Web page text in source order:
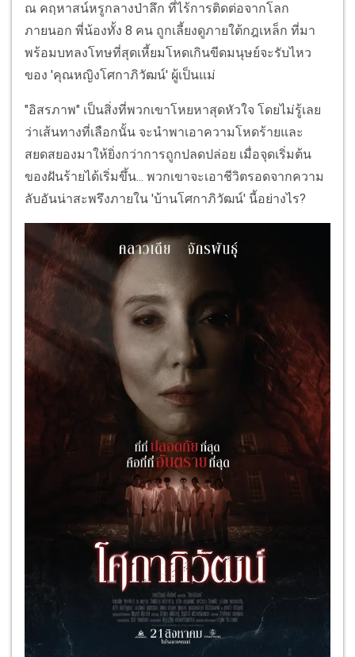
ณ คฤหาสน์หรูกลางป่าลึก ที่ไร้การติดต่อจากโลก
ภายนอก พี่น้องทั้ง 8 คน ถูกเลี้ยงดูภายใต้กฎเหล็ก ที่มา
พร้อมบทลงโทษที่สุดเหี้ยมโหดเกินขีดมนุษย์จะรับไหว
ของ 'คุณหญิงโศกาภิวัฒน์' ผู้เป็นแม่
"อิสรภาพ" เป็นสิ่งที่พวกเขาโหยหาสุดหัวใจ โดยไม่รู้เลย
ว่าเส้นทางที่เลือกนั้น จะนำพาเอาความโหดร้ายและ
สยดสยองมาให้ยิ่งกว่าการถูกปลดปล่อย เมื่อจุดเริ่มต้น
ของฝันร้ายได้เริ่มขึ้น... พวกเขาจะเอาชีวิตรอดจากความ
ลับอันน่าสะพรึงภายใน 'บ้านโศกาภิวัฒน์' นี้อย่างไร?